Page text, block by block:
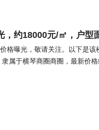
户型该户型建面约145㎡，
清风阳光，大尺度阳台飘窗，
0厅0卫，朝向为北。具备产
济性、实用性、性价比等多重
线，动静分区，都将提升居
，约18000元/㎡，户型
曝光，敬请关注。以下是
属于横琴商圈商圈，最新价